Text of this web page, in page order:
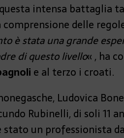
intensa battaglia
delle
è stata una grande
di questo livello« , ha
e al terzo i croati.
Ludovica
Rubinelli, di soli
un professionista